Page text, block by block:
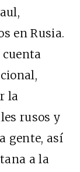
en Rusia.
la
rusos y
gente, así
a la